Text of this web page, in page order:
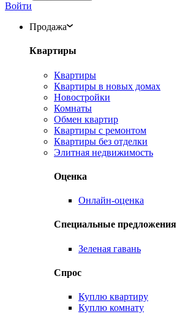
Войти
Продажа
Квартиры
Квартиры
Квартиры в новых домах
Новостройки
Комнаты
Обмен квартир
Квартиры с ремонтом
Квартиры без отделки
Элитная недвижимость
Оценка
Онлайн-оценка
Специальные предложения
Зеленая гавань
Спрос
Куплю квартиру
Куплю комнату